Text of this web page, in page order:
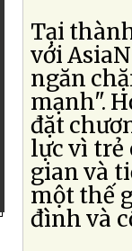
Tại
với
ngăn
mạnh".
đặt
lực vì trẻ
gian và
một thế
đình và